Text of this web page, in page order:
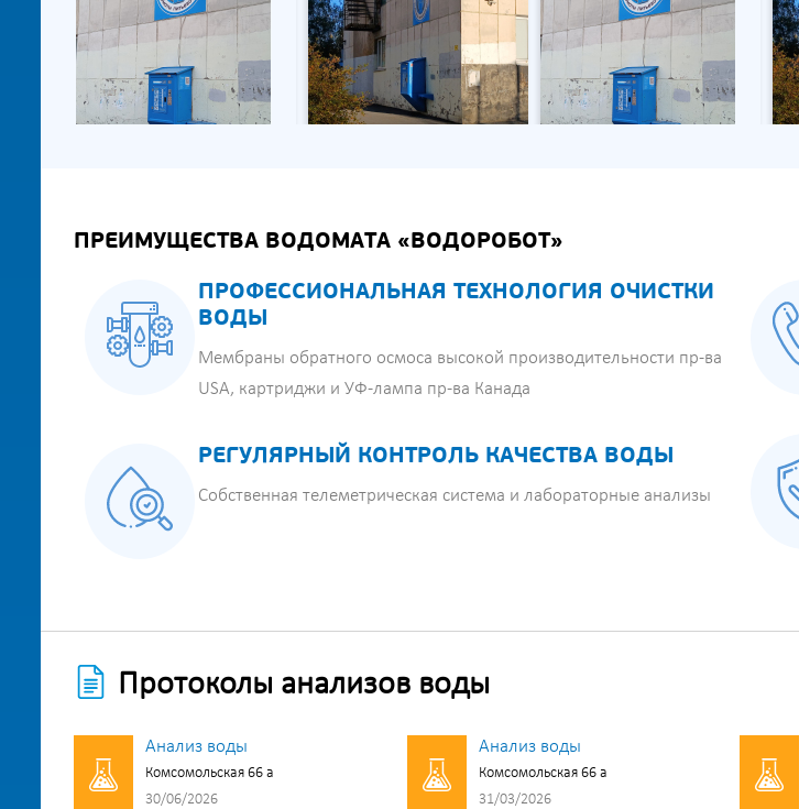
ПРЕИМУЩЕСТВА ВОДОМАТА «ВОДОРОБОТ»
ПРОФЕССИОНАЛЬНАЯ ТЕХНОЛОГИЯ ОЧИСТКИ
ВОДЫ
Мембраны обратного осмоса высокой производительности пр-ва
USA, картриджи и УФ-лампа пр-ва Канада
РЕГУЛЯРНЫЙ КОНТРОЛЬ КАЧЕСТВА ВОДЫ
Собственная телеметрическая система и лабораторные анализы
Протоколы анализов воды
Анализ воды
Комсомольская 66 а
30/06/2026
Анализ воды
Комсомольская 66 а
31/03/2026